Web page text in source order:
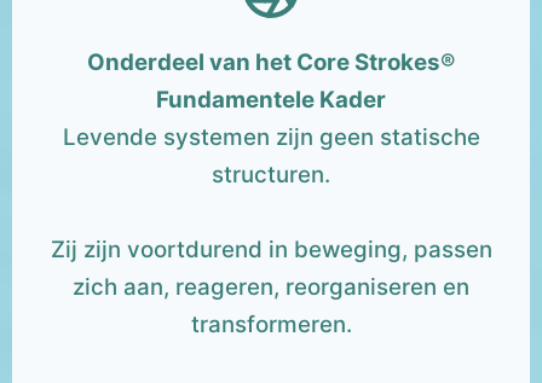
Onderdeel van het Core Strokes®
Fundamentele Kader
Levende systemen zijn geen statische
structuren.
Zij zijn voortdurend in beweging, passen
zich aan, reageren, reorganiseren en
transformeren.